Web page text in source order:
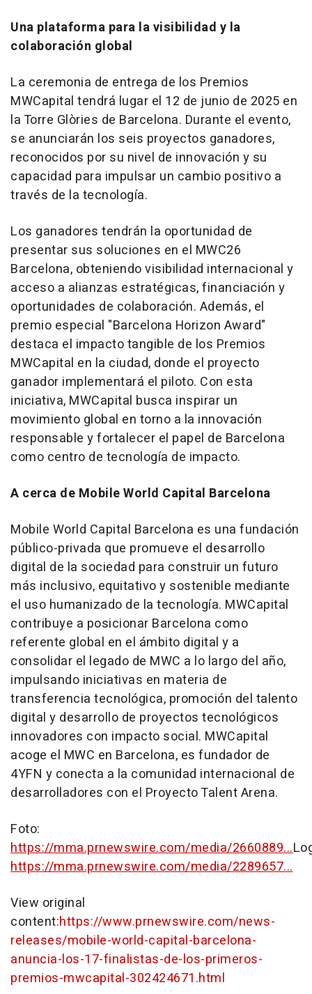
Una plataforma para la visibilidad y la
colaboración global
La ceremonia de entrega de los Premios
MWCapital tendrá lugar el 12 de junio de 2025 en
la Torre Glòries de Barcelona. Durante el evento,
se anunciarán los seis proyectos ganadores,
reconocidos por su nivel de innovación y su
capacidad para impulsar un cambio positivo a
través de la tecnología.
Los ganadores tendrán la oportunidad de
presentar sus soluciones en el MWC26
Barcelona, obteniendo visibilidad internacional y
acceso a alianzas estratégicas, financiación y
oportunidades de colaboración. Además, el
premio especial "Barcelona Horizon Award"
destaca el impacto tangible de los Premios
MWCapital en la ciudad, donde el proyecto
ganador implementará el piloto. Con esta
iniciativa, MWCapital busca inspirar un
movimiento global en torno a la innovación
responsable y fortalecer el papel de Barcelona
como centro de tecnología de impacto.
A cerca de Mobile World Capital Barcelona
Mobile World Capital Barcelona es una fundación
público-privada que promueve el desarrollo
digital de la sociedad para construir un futuro
más inclusivo, equitativo y sostenible mediante
el uso humanizado de la tecnología. MWCapital
contribuye a posicionar Barcelona como
referente global en el ámbito digital y a
consolidar el legado de MWC a lo largo del año,
impulsando iniciativas en materia de
transferencia tecnológica, promoción del talento
digital y desarrollo de proyectos tecnológicos
innovadores con impacto social. MWCapital
acoge el MWC en Barcelona, es fundador de
4YFN y conecta a la comunidad internacional de
desarrolladores con el Proyecto Talent Arena.
Foto:
https://mma.prnewswire.com/media/2660889...
https://mma.prnewswire.com/media/2289657...
View original
content:https://www.prnewswire.com/news-
releases/mobile-world-capital-barcelona-
anuncia-los-17-finalistas-de-los-primeros-
premios-mwcapital-302424671.html